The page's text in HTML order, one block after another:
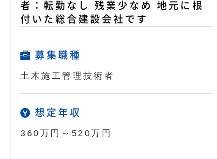
者：転勤なし 残業少なめ 地元に根
付いた総合建設会社です
募集職種
土木施工管理技術者
想定年収
360万円～520万円